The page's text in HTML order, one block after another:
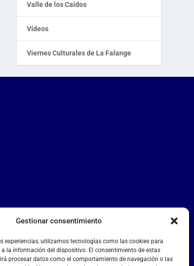
Gestionar consentimiento
experiencias, utilizamos tecnologías como las cookies para
la información del dispositivo. El consentimiento de estas
procesar datos como el comportamiento de navegación o las
Valle de los Caídos
Vídeos
Viernes Culturales de La Falange